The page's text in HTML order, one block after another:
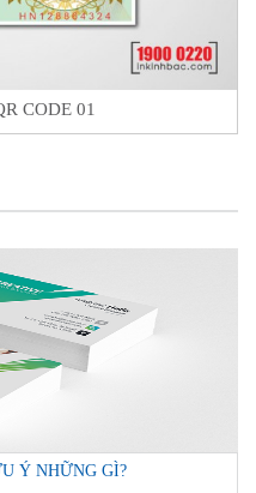
CODE 01
Ý NHỮNG GÌ?